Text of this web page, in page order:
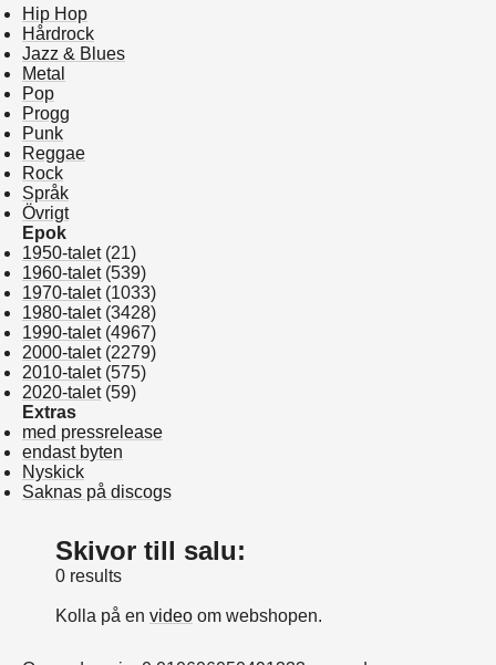
Hip Hop
Hårdrock
Jazz & Blues
Metal
Pop
Progg
Punk
Reggae
Rock
Språk
Övrigt
Epok
1950-talet(21)
1960-talet(539)
1970-talet(1033)
1980-talet(3428)
1990-talet(4967)
2000-talet(2279)
2010-talet(575)
2020-talet(59)
Extras
med pressrelease
endast byten
Nyskick
Saknas på discogs
Skivor till salu:
0 results
Kolla på en video om webshopen.